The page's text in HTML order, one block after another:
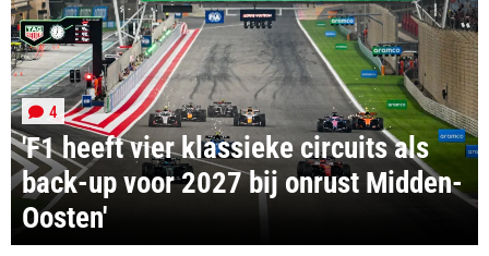
'F1 heeft vier klassieke circuits als
back-up voor 2027 bij onrust Midden-
Oosten'
4